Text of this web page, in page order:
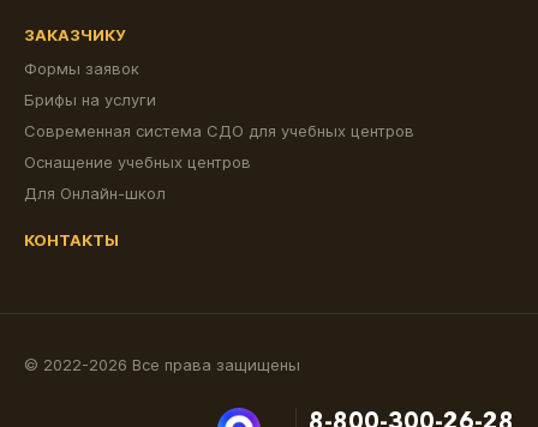
ЗАКАЗЧИКУ
Формы заявок
Брифы на услуги
Современная система СДО для учебных центров
Оснащение учебных центров
Для Онлайн-школ
КОНТАКТЫ
© 2022-2026 Все права защищены